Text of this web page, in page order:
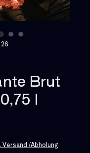
Brut
l
Versand /Abholung